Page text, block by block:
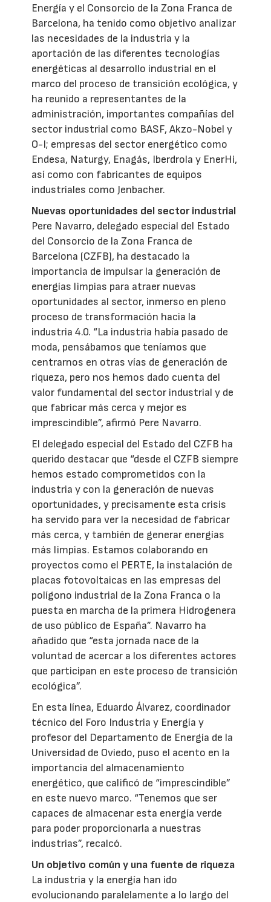
Energía y el Consorcio de la Zona Franca de
Barcelona, ha tenido como objetivo analizar
las necesidades de la industria y la
aportación de las diferentes tecnologías
energéticas al desarrollo industrial en el
marco del proceso de transición ecológica, y
ha reunido a representantes de la
administración, importantes compañías del
sector industrial como BASF, Akzo-Nobel y
O-I; empresas del sector energético como
Endesa, Naturgy, Enagás, Iberdrola y EnerHi,
así como con fabricantes de equipos
industriales como Jenbacher.
Nuevas oportunidades del sector industrial
Pere Navarro, delegado especial del Estado
del Consorcio de la Zona Franca de
Barcelona (CZFB), ha destacado la
importancia de impulsar la generación de
energías limpias para atraer nuevas
oportunidades al sector, inmerso en pleno
proceso de transformación hacia la
industria 4.0. “La industria había pasado de
moda, pensábamos que teníamos que
centrarnos en otras vías de generación de
riqueza, pero nos hemos dado cuenta del
valor fundamental del sector industrial y de
que fabricar más cerca y mejor es
imprescindible”, afirmó Pere Navarro.
El delegado especial del Estado del CZFB ha
querido destacar que “desde el CZFB siempre
hemos estado comprometidos con la
industria y con la generación de nuevas
oportunidades, y precisamente esta crisis
ha servido para ver la necesidad de fabricar
más cerca, y también de generar energías
más limpias. Estamos colaborando en
proyectos como el PERTE, la instalación de
placas fotovoltaicas en las empresas del
polígono industrial de la Zona Franca o la
puesta en marcha de la primera Hidrogenera
de uso público de España”. Navarro ha
añadido que “esta jornada nace de la
voluntad de acercar a los diferentes actores
que participan en este proceso de transición
ecológica”.
En esta línea, Eduardo Álvarez, coordinador
técnico del Foro Industria y Energía y
profesor del Departamento de Energía de la
Universidad de Oviedo, puso el acento en la
importancia del almacenamiento
energético, que calificó de “imprescindible”
en este nuevo marco. “Tenemos que ser
capaces de almacenar esta energía verde
para poder proporcionarla a nuestras
industrias”, recalcó.
Un objetivo común y una fuente de riqueza
La industria y la energía han ido
evolucionando paralelamente a lo largo del